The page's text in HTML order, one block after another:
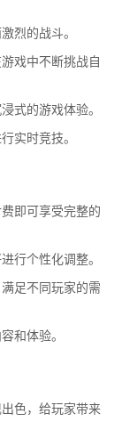
烈的战斗。
戏中不断挑战自
式的游戏体验。
实时竞技。
即可享受完整的
行个性化调整。
足不同玩家的需
和体验。
色，给玩家带来